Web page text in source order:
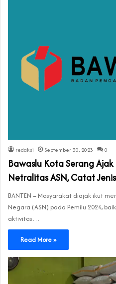
redaksi September 30, 2023 0
Bawaslu Kota Serang
Netralitas ASN, Catat
BANTEN – Masyarakat diajak ikut
Negara (ASN) pada Pemilu 2024,
aktivitas…
Read More »